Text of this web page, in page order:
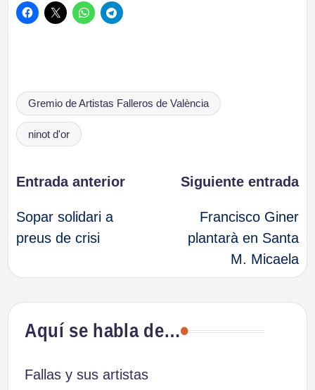
Etiquetas:
Gremio de Artistas Falleros de València
ninot d'or
Navegación
de
entradas
Entrada anterior
Sopar solidari a
preus de crisi
Siguiente entrada
Francisco Giner
plantarà en Santa
M. Micaela
Aquí se habla de…
Fallas y sus artistas